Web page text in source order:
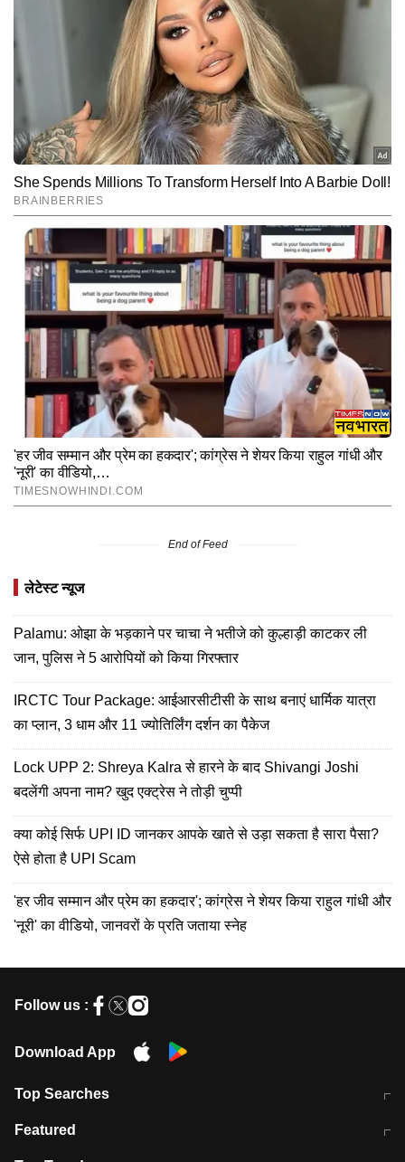
End of Feed
लेटेस्ट न्यूज
Palamu: ओझा के भड़काने पर चाचा ने भतीजे को कुल्हाड़ी काटकर ली
जान, पुलिस ने 5 आरोपियों को किया गिरफ्तार
IRCTC Tour Package: आईआरसीटीसी के साथ बनाएं धार्मिक यात्रा
का प्लान, 3 धाम और 11 ज्योतिर्लिंग दर्शन का पैकेज
Lock UPP 2: Shreya Kalra से हारने के बाद Shivangi Joshi
बदलेंगी अपना नाम? खुद एक्ट्रेस ने तोड़ी चुप्पी
क्या कोई सिर्फ UPI ID जानकर आपके खाते से उड़ा सकता है सारा पैसा?
ऐसे होता है UPI Scam
'हर जीव सम्मान और प्रेम का हकदार'; कांग्रेस ने शेयर किया राहुल गांधी और
'नूरी' का वीडियो, जानवरों के प्रति जताया स्नेह
Follow us :
Download App
Top Searches
मुंबई में लगे 'जेन जी' के पोस्टर, लिखा- 'मैं
Featured